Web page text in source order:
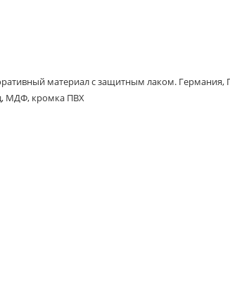
материал с защитным лаком. Германия,
МДФ, кромка ПВХ